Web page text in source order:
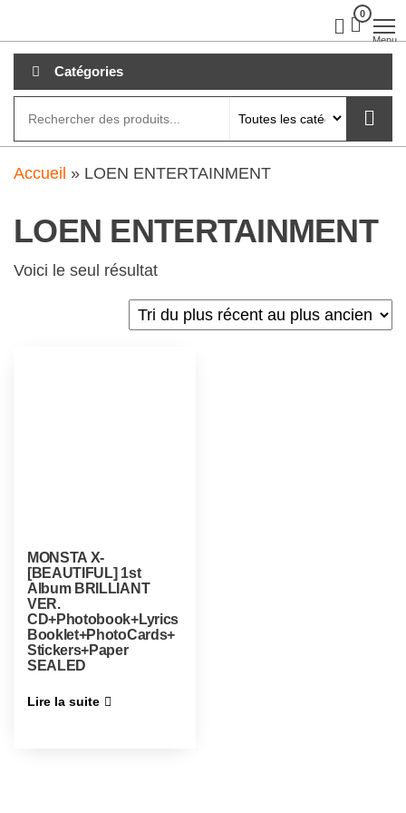
au
contenu
0
Menu
Catégories
Accueil » LOEN ENTERTAINMENT
LOEN ENTERTAINMENT
Voici le seul résultat
MONSTA X-
[BEAUTIFUL] 1st
Album BRILLIANT
VER.
CD+Photobook+Lyrics
Booklet+PhotoCards+
Stickers+Paper
SEALED
Lire la suite